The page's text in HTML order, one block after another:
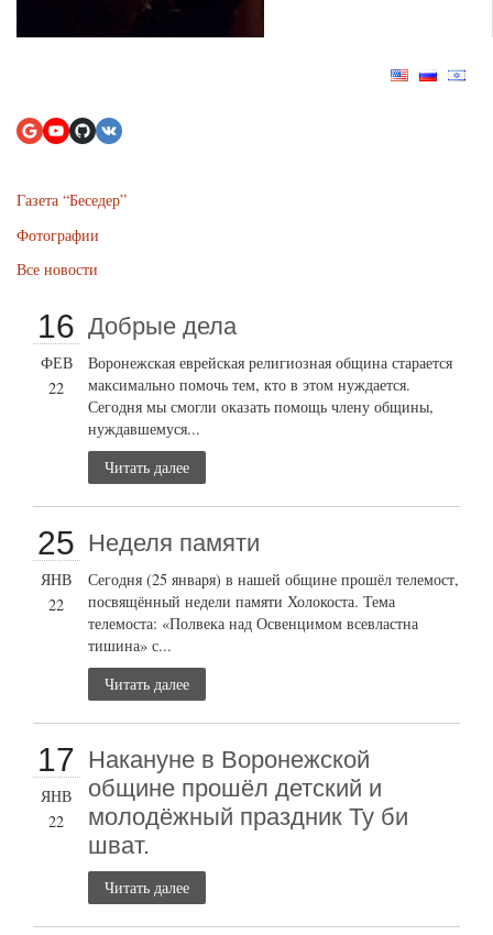
Газета “Беседер”
Фотографии
Все новости
16
ФЕВ
22
Добрые дела
Воронежская еврейская религиозная община старается
максимально помочь тем, кто в этом нуждается.
Сегодня мы смогли оказать помощь члену общины,
нуждавшемуся...
Читать далее
25
ЯНВ
22
Неделя памяти
Сегодня (25 января) в нашей общине прошёл телемост,
посвящённый недели памяти Холокоста. Тема
телемоста: «Полвека над Освенцимом всевластна
тишина» с...
Читать далее
17
ЯНВ
22
Накануне в Воронежской
общине прошёл детский и
молодёжный праздник Ту би
шват.
Читать далее